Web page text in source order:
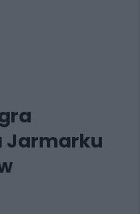
Jarmarku